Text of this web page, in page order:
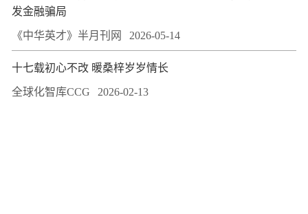
发金融骗局
《中华英才》半月刊网 2026-05-14
十七载初心不改 暖桑梓岁岁情长
全球化智库CCG 2026-02-13